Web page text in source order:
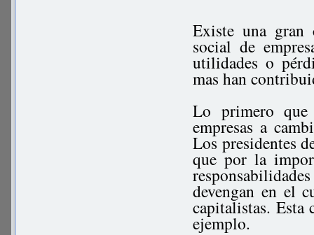
Existe una
social de
utilidades o
mas han
Lo primero que
empresas a
Los presidentes
que por la
devengan en el
capitalistas. Esta
ejemplo.